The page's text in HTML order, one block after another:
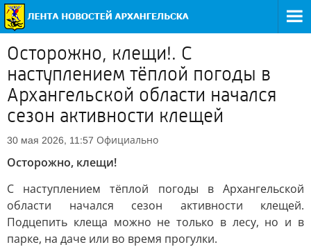
Осторожно, клещи!. С
наступлением тёплой погоды в
Архангельской области начался
сезон активности клещей
30 мая 2026, 11:57 Официально
Осторожно, клещи!
С наступлением тёплой погоды в Архангельской
области начался сезон активности клещей.
Подцепить клеща можно не только в лесу, но и в
парке, на даче или во время прогулки.